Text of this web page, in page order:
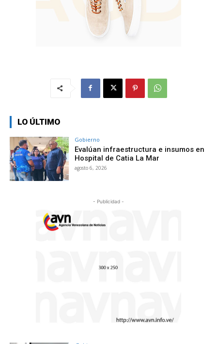
LO ÚLTIMO
Gobierno
Evalúan infraestructura e insumos en
Hospital de Catia La Mar
agosto 6, 2026
- Publicidad -